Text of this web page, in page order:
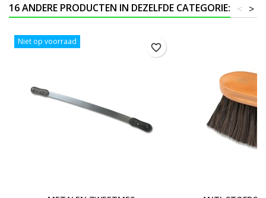
16 ANDERE PRODUCTEN IN DEZELFDE CATEGORIE: >
<
Niet op voorraad
favorite_border